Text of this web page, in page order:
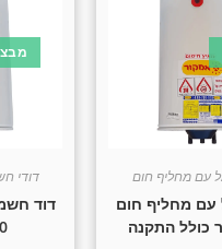
דודי חשמל עם מחליף חום
דוד חשמל עם מחליף חום